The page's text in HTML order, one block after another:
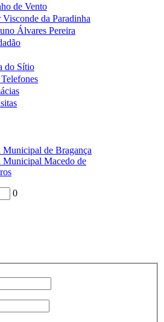
de Vento
Visconde da Paradinha
Álvares Pereira
do Sítio
Municipal de Bragança
Municipal Macedo de
0